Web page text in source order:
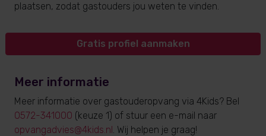
plaatsen, zodat gastouders jou weten te vinden.
Gratis profiel aanmaken
Meer informatie
Meer informatie over gastouderopvang via 4Kids? Bel
0572-341000 (keuze 1) of stuur een e-mail naar
opvangadvies@4kids.nl. Wij helpen je graag!